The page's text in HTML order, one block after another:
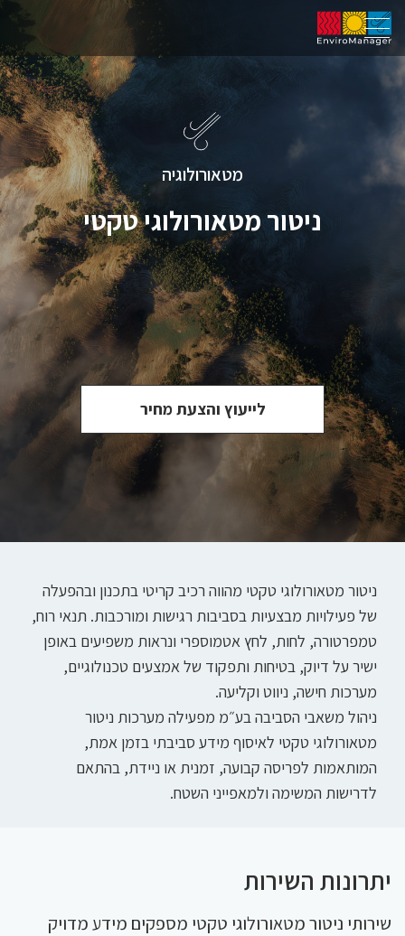
מטאורולוגיה
ניטור מטאורולוגי טקטי
לייעוץ והצעת מחיר
ניטור מטאורולוגי טקטי מהווה רכיב קריטי בתכנון ובהפעלה
של פעילויות מבצעיות בסביבות רגישות ומורכבות. תנאי רוח,
טמפרטורה, לחות, לחץ אטמוספרי ונראות משפיעים באופן
ישיר על דיוק, בטיחות ותפקוד של אמצעים טכנולוגיים,
מערכות חישה, ניווט וקליעה.
ניהול משאבי הסביבה בע״מ מפעילה מערכות ניטור
מטאורולוגי טקטי לאיסוף מידע סביבתי בזמן אמת,
המותאמות לפריסה קבועה, זמנית או ניידת, בהתאם
לדרישות המשימה ולמאפייני השטח.
יתרונות השירות
שירותי ניטור מטאורולוגי טקטי מספקים מידע מדויק